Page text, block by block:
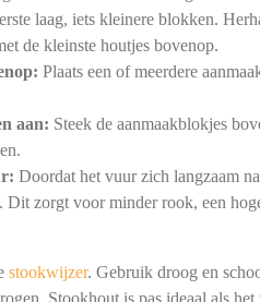
laag, iets kleinere blokken.
de kleinste houtjes bovenop.
Plaats een of meerdere
aan: Steek de aanmaakblokjes
Doordat het vuur zich langzaam
zorgt voor minder rook, een
stookwijzer. Gebruik droog en
Stookhout is pas ideaal als